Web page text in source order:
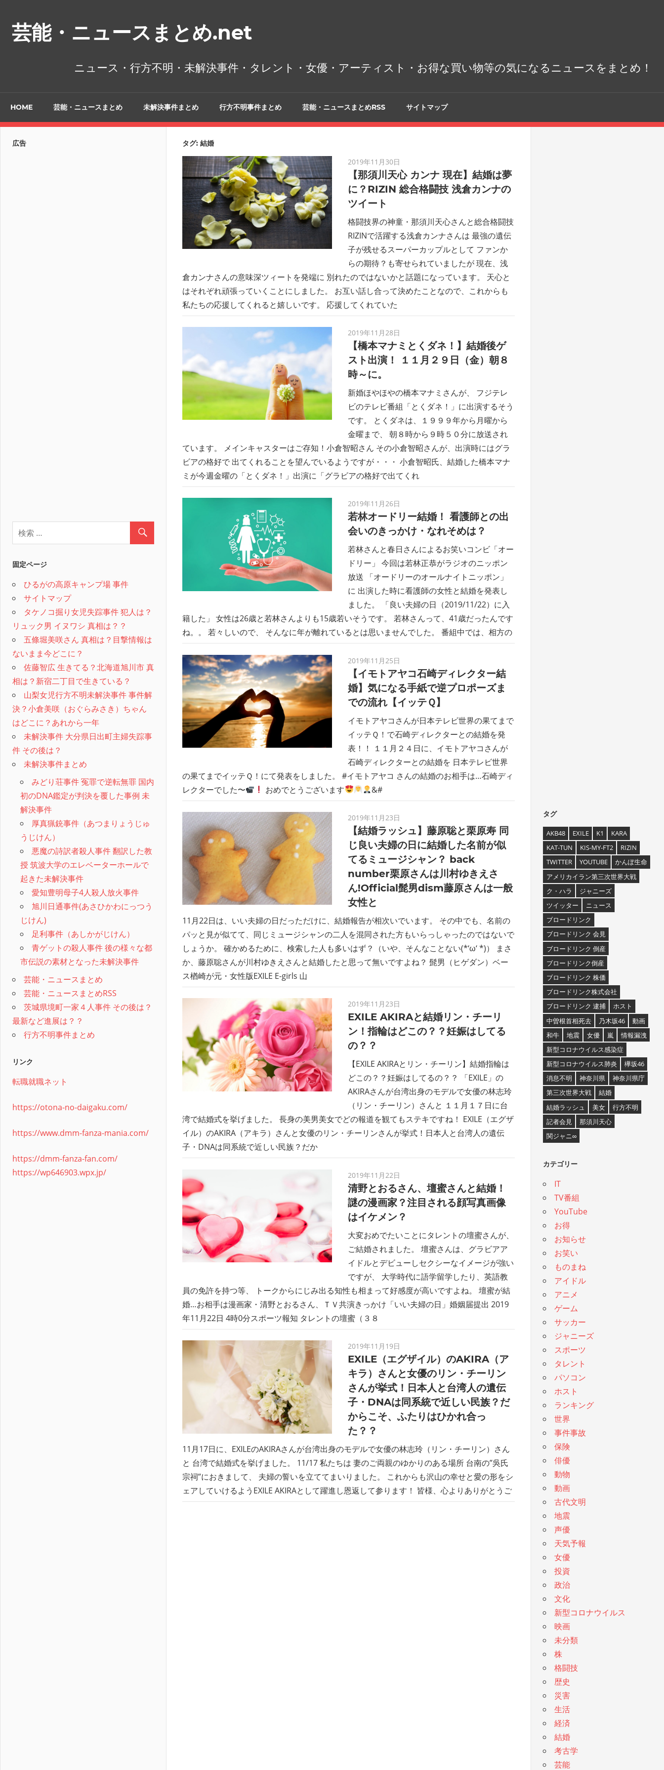
芸能・ニュースまとめ.net
ニュース・行方不明・未解決事件・タレント・女優・アーティスト・お得な買い物等の気になるニュースをまとめ！
HOME 芸能・ニュースまとめ 未解決事件まとめ 行方不明事件まとめ 芸能・ニュースまとめRSS サイトマップ
タグ: 結婚
2019年11月30日
【那須川天心 カンナ 現在】結婚は夢
に？RIZIN 総合格闘技 浅倉カンナの
ツイート
格闘技界の神童・那須川天心さんと総合格闘技
RIZINで活躍する浅倉カンナさんは 最強の遺伝
子が残せるスーパーカップルとして ファンか
らの期待？も寄せられていましたが 現在、浅
倉カンナさんの意味深ツィートを発端に 別れたのではないかと話題になっています。 天心と
はそれぞれ頑張っていくことにしました。 お互い話し合って決めたことなので、これからも
私たちの応援してくれると嬉しいです。 応援してくれていた
2019年11月28日
【橋本マナミとくダネ！】結婚後ゲ
スト出演！ １１月２９日（金）朝８
時～に。
新婚ほやほやの橋本マナミさんが、 フジテレ
ビのテレビ番組「とくダネ！」に出演するそう
です。 とくダネは、１９９９年から月曜から
金曜まで、 朝８時から９時５０分に放送され
ています。 メインキャスターはご存知！小倉智昭さん その小倉智昭さんが、出演時にはグラ
ビアの格好で 出てくれることを望んでいるようですが・・・ 小倉智昭氏、結婚した橋本マナ
ミが今週金曜の「とくダネ！」出演に「グラビアの格好で出てくれ
2019年11月26日
若林オードリー結婚！ 看護師との出
会いのきっかけ・なれそめは？
若林さんと春日さんによるお笑いコンビ「オー
ドリー」 今回は若林正恭がラジオのニッポン
放送 「オードリーのオールナイトニッポン」
に 出演した時に看護師の女性と結婚を発表し
ました。 「良い夫婦の日（2019/11/22）に入
籍した」 女性は26歳と若林さんよりも15歳若いそうです。 若林さんって、41歳だったんです
ね。。 若々しいので、 そんなに年が離れているとは思いませんでした。 番組中では、相方の
2019年11月25日
【イモトアヤコ石崎ディレクター結
婚】気になる手紙で逆プロポーズま
での流れ【イッテＱ】
イモトアヤコさんが日本テレビ世界の果てまで
イッテＱ！で石崎ディレクターとの結婚を発
表！！ １１月２４日に、イモトアヤコさんが
石崎ディレクターとの結婚を 日本テレビ世界
の果てまでイッテＱ！にて発表をしました。 #イモトアヤコ さんの結婚のお相手は…石崎ディ
レクターでした〜
おめでとうございます &#
2019年11月23日
【結婚ラッシュ】藤原聡と栗原寿 同
じ良い夫婦の日に結婚した名前が似
てるミュージシャン？ back
number栗原さんは川村ゆきえさ
ん!Official髭男dism藤原さんは一般
女性と
11月22日は、いい夫婦の日だっただけに、結婚報告が相次いでいます。 その中でも、名前の
パッと見が似てて、同じミュージシャンの二人を混同された方もいらっしゃったのではないで
しょうか。 確かめるために、検索した人も多いはず？（いや、そんなことない(*‘ω‘ *)） まさ
か、藤原聡さんが川村ゆきえさんと結婚したと思って無いですよね？ 髭男（ヒゲダン）ベー
ス楢崎が元・女性版EXILE E-girls 山
2019年11月23日
EXILE AKIRAと結婚リン・チーリ
ン！指輪はどこの？？妊娠はしてる
の？？
【EXILE AKIRAとリン・チーリン】結婚指輪は
どこの？？妊娠はしてるの？？ 「EXILE」の
AKIRAさんが台湾出身のモデルで女優の林志玲
（リン・チーリン）さんと １１月１７日に台
湾で結婚式を挙げました。 長身の美男美女でどの報道を観てもステキですね！ EXILE（エグザ
イル）のAKIRA（アキラ）さんと女優のリン・チーリンさんが挙式！日本人と台湾人の遺伝
子・DNAは同系統で近しい民族？だか
2019年11月22日
清野とおるさん、壇蜜さんと結婚！
謎の漫画家？注目される顔写真画像
はイケメン？
大変おめでたいことにタレントの壇蜜さんが、
ご結婚されました。 壇蜜さんは、グラビアア
イドルとデビューしセクシーなイメージが強い
ですが、 大学時代に語学留学したり、英語教
員の免許を持つ等、 トークからにじみ出る知性も相まって好感度が高いですよね。 壇蜜が結
婚…お相手は漫画家・清野とおるさん、ＴＶ共演きっかけ「いい夫婦の日」婚姻届提出 2019
年11月22日 4時0分スポーツ報知 タレントの壇蜜（３８
2019年11月19日
EXILE（エグザイル）のAKIRA（ア
キラ）さんと女優のリン・チーリン
さんが挙式！日本人と台湾人の遺伝
子・DNAは同系統で近しい民族？だ
からこそ、ふたりはひかれ合っ
た？？
11月17日に、EXILEのAKIRAさんが台湾出身のモデルで女優の林志玲（リン・チーリン）さん
と 台湾で結婚式を挙げました。 11/17 私たちは 妻のご両親のゆかりのある場所 台南の”吳氏
宗祠”におきまして、 夫婦の誓いを立ててまいりました。 これからも沢山の幸せと愛の形をシ
ェアしていけるようEXILE AKIRAとして躍進し恩返して参ります！ 皆様、心よりありがとうご
広告
固定ページ
ひるがの高原キャンプ場 事件
サイトマップ
タケノコ掘り女児失踪事件 犯人は？
リュック男 イヌワシ 真相は？？
五條堀美咲さん 真相は？目撃情報は
ないまま今どこに？
佐藤智広 生きてる？北海道旭川市 真
相は？新宿二丁目で生きている？
山梨女児行方不明未解決事件 事件解
決？小倉美咲（おぐらみさき）ちゃん
はどこに？あれから一年
未解決事件 大分県日出町主婦失踪事
件 その後は？
未解決事件まとめ
みどり荘事件 冤罪で逆転無罪 国内
初のDNA鑑定が判決を覆した事例 未
解決事件
厚真猟銃事件（あつまりょうじゅ
うじけん）
悪魔の詩訳者殺人事件 翻訳した教
授 筑波大学のエレベーターホールで
起きた未解決事件
愛知豊明母子4人殺人放火事件
旭川日通事件(あさひかわにっつう
じけん)
足利事件（あしかがじけん）
青ゲットの殺人事件 後の様々な都
市伝説の素材となった未解決事件
芸能・ニュースまとめ
芸能・ニュースまとめRSS
茨城県境町一家４人事件 その後は？
最新など進展は？？
行方不明事件まとめ
リンク
転職就職ネット
https://otona-no-daigaku.com/
https://www.dmm-fanza-mania.com/
https://dmm-fanza-fan.com/
https://wp646903.wpx.jp/
タグ
AKB48 EXILE K1
KARA
KAT-TUN
KIS-MY-FT2
RIZIN
TWITTER
YOUTUBE
かんぽ生命
アメリカイラン第三次世界大戦
ク・ハラ
ジャニーズ
ツイッター
ニュース
ブロードリンク
ブロードリンク 会見
ブロードリンク 倒産
ブロードリンク倒産
ブロードリンク 株価
ブロードリンク株式会社
ブロードリンク 逮捕
ホスト
中曽根首相死去
乃木坂46
動画
和牛
地震 女優 嵐
情報漏洩
新型コロナウイルス感染症
新型コロナウイルス肺炎
欅坂46
消息不明
神奈川県
神奈川県庁
第三次世界大戦
結婚
結婚ラッシュ
美女
行方不明
記者会見
那須川天心
関ジャニ∞
カテゴリー
IT
TV番組
YouTube
お得
お知らせ
お笑い
ものまね
アイドル
アニメ
ゲーム
サッカー
ジャニーズ
スポーツ
タレント
パソコン
ホスト
ランキング
世界
事件事故
保険
俳優
動物
動画
古代文明
地震
声優
天気予報
女優
投資
政治
文化
新型コロナウイルス
映画
未分類
株
格闘技
歴史
災害
生活
経済
結婚
考古学
芸能